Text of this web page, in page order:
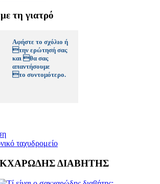
τη γιατρό
Αφήστε το σχόλιο ή
την ερώτησή σας
και θα σας
απαντήσουμε
το συντομότερο.
ΔΙΑΒΗΤΗΣ